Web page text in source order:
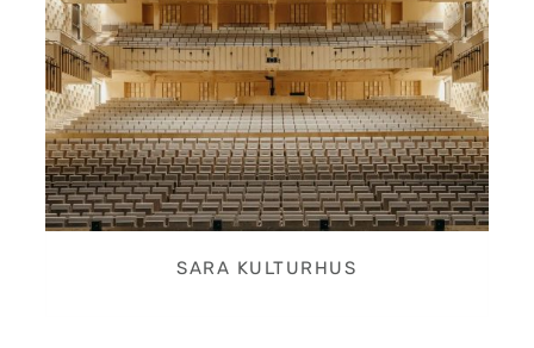
SARA KULTURHUS